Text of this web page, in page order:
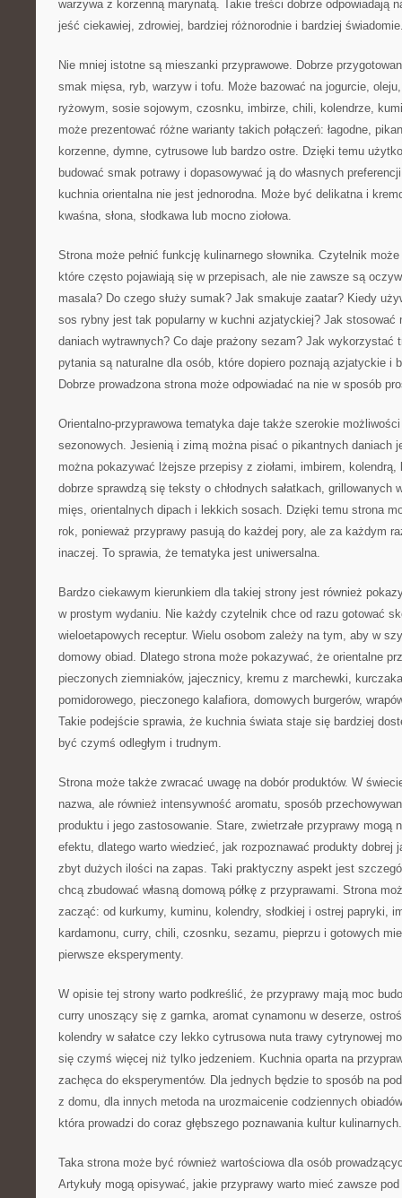
warzywa z korzenną marynatą. Takie treści dobrze odpowiadają
jeść ciekawiej, zdrowiej, bardziej różnorodnie i bardziej
Nie mniej istotne są mieszanki przyprawowe. Dobrze
smak mięsa, ryb, warzyw i tofu. Może bazować na jogurcie,
ryżowym, sosie sojowym, czosnku, imbirze, chili, kolendrze,
może prezentować różne warianty takich połączeń: łagodne,
korzenne, dymne, cytrusowe lub bardzo ostre. Dzięki temu
budować smak potrawy i dopasowywać ją do własnych
kuchnia orientalna nie jest jednorodna. Może być delikatna i
kwaśna, słona, słodkawa lub mocno ziołowa.
Strona może pełnić funkcję kulinarnego słownika. Czytelnik
które często pojawiają się w przepisach, ale nie zawsze są
masala? Do czego służy sumak? Jak smakuje zaatar? Kiedy
sos rybny jest tak popularny w kuchni azjatyckiej? Jak stosować
daniach wytrawnych? Co daje prażony sezam? Jak wykorzystać
pytania są naturalne dla osób, które dopiero poznają azjatyckie i
Dobrze prowadzona strona może odpowiadać na nie w sposób
Orientalno-przyprawowa tematyka daje także szerokie
sezonowych. Jesienią i zimą można pisać o pikantnych daniach
można pokazywać lżejsze przepisy z ziołami, imbirem,
dobrze sprawdzą się teksty o chłodnych sałatkach, grillowanych
mięs, orientalnych dipach i lekkich sosach. Dzięki temu strona
rok, ponieważ przyprawy pasują do każdej pory, ale za każdym
inaczej. To sprawia, że tematyka jest uniwersalna.
Bardzo ciekawym kierunkiem dla takiej strony jest również
w prostym wydaniu. Nie każdy czytelnik chce od razu gotować
wieloetapowych receptur. Wielu osobom zależy na tym, aby w
domowy obiad. Dlatego strona może pokazywać, że orientalne
pieczonych ziemniaków, jajecznicy, kremu z marchewki,
pomidorowego, pieczonego kalafiora, domowych burgerów,
Takie podejście sprawia, że kuchnia świata staje się bardziej
być czymś odległym i trudnym.
Strona może także zwracać uwagę na dobór produktów. W
nazwa, ale również intensywność aromatu, sposób
produktu i jego zastosowanie. Stare, zwietrzałe przyprawy mogą
efektu, dlatego warto wiedzieć, jak rozpoznawać produkty dobrej
zbyt dużych ilości na zapas. Taki praktyczny aspekt jest
chcą zbudować własną domową półkę z przyprawami. Strona
zacząć: od kurkumy, kuminu, kolendry, słodkiej i ostrej papryki,
kardamonu, curry, chili, czosnku, sezamu, pieprzu i gotowych
pierwsze eksperymenty.
W opisie tej strony warto podkreślić, że przyprawy mają moc
curry unoszący się z garnka, aromat cynamonu w deserze,
kolendry w sałatce czy lekko cytrusowa nuta trawy cytrynowej
się czymś więcej niż tylko jedzeniem. Kuchnia oparta na
zachęca do eksperymentów. Dla jednych będzie to sposób na
z domu, dla innych metoda na urozmaicenie codziennych
która prowadzi do coraz głębszego poznawania kultur kulinarnych.
Taka strona może być również wartościowa dla osób
Artykuły mogą opisywać, jakie przyprawy warto mieć zawsze